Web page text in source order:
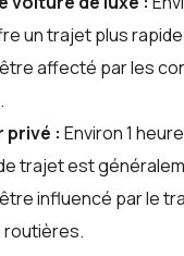
un trajet plus
affecté par les
privé : Environ 1
trajet est
influencé par le
routières.